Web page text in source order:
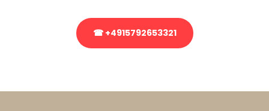
☎ +4915792653321